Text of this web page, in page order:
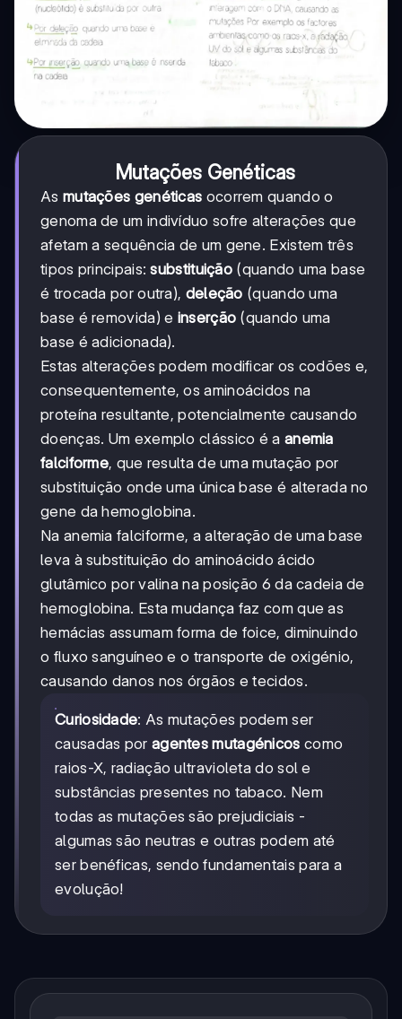
Mutações Genéticas
As mutações genéticas ocorrem quando o
genoma de um indivíduo sofre alterações que
afetam a sequência de um gene. Existem três
tipos principais:substituição (quando uma base
é trocada por outra), deleção (quando uma
base é removida) e inserção (quando uma
base é adicionada).
Estas alterações podem modificar os codões e,
consequentemente, os aminoácidos na
proteína resultante, potencialmente causando
doenças. Um exemplo clássico é a anemia
falciforme, que resulta de uma mutação por
substituição onde uma única base é alterada no
gene da hemoglobina.
Na anemia falciforme, a alteração de uma base
leva à substituição do aminoácido ácido
glutâmico por valina na posição 6 da cadeia de
hemoglobina. Esta mudança faz com que as
hemácias assumam forma de foice, diminuindo
o fluxo sanguíneo e o transporte de oxigénio,
causando danos nos órgãos e tecidos.
Curiosidade: As mutações podem ser
causadas por agentes mutagénicos como
raios-X, radiação ultravioleta do sol e
substâncias presentes no tabaco. Nem
todas as mutações são prejudiciais -
algumas são neutras e outras podem até
ser benéficas, sendo fundamentais para a
evolução!